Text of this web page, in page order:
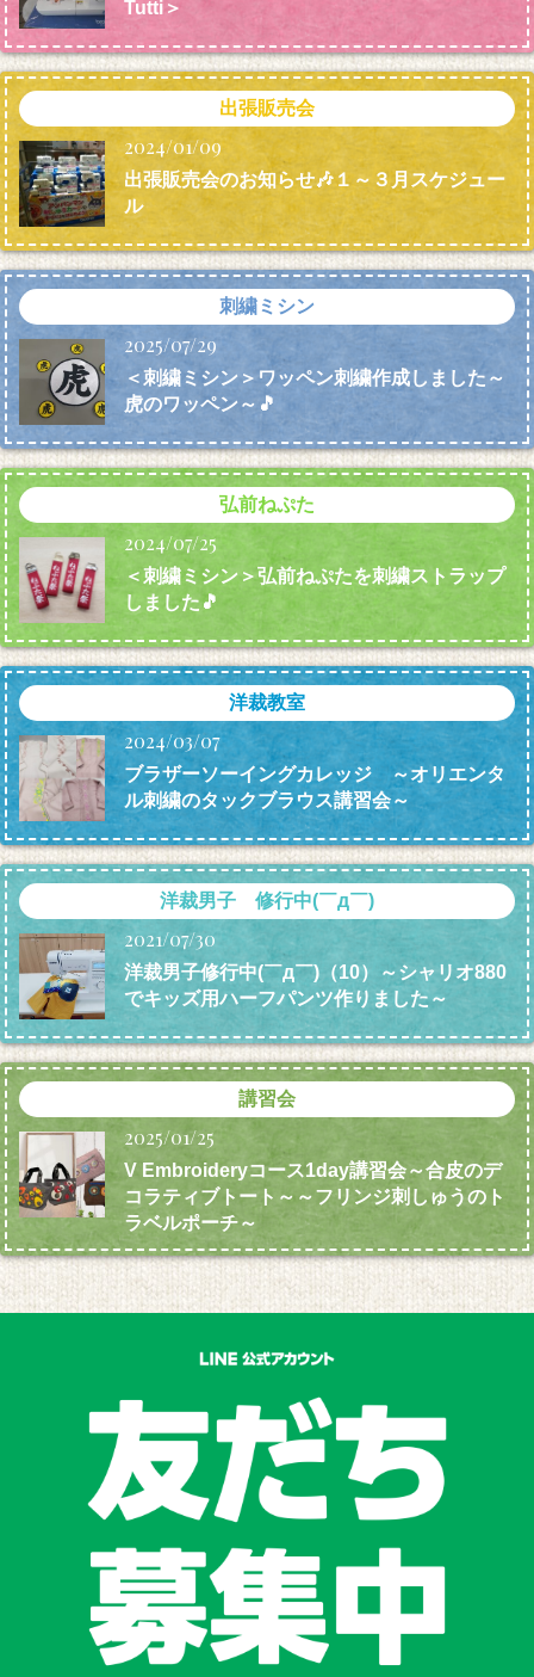
Tutti＞
出張販売会
2024/01/09
出張販売会のお知らせ🎶１～３月スケジュー
ル
刺繍ミシン
2025/07/29
＜刺繍ミシン＞ワッペン刺繍作成しました～
虎のワッペン～🎵
弘前ねぷた
2024/07/25
＜刺繍ミシン＞弘前ねぷたを刺繍ストラップ
しました🎵
洋裁教室
2024/03/07
ブラザーソーイングカレッジ ～オリエンタ
ル刺繍のタックブラウス講習会～
洋裁男子 修行中(￣д￣)
2021/07/30
洋裁男子修行中(￣д￣)（10）～シャリオ880
でキッズ用ハーフパンツ作りました～
講習会
2025/01/25
V Embroideryコース1day講習会～合皮のデ
コラティブトート～～フリンジ刺しゅうのト
ラベルポーチ～